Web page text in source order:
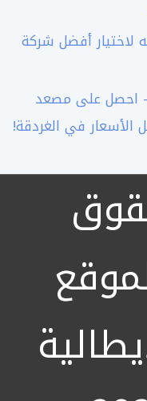
لاختيار أفضل شركة
احصل على مصعد
الأسعار في الغردقة!